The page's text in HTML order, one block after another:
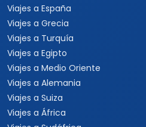
Viajes a España
Viajes a Grecia
Viajes a Turquía
Viajes a Egipto
Viajes a Medio Oriente
Viajes a Alemania
Viajes a Suiza
Viajes a África